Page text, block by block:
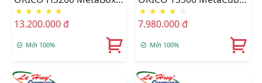
Bay (HS200-EU-GY-BP)
★ ★ ★ ★ ★
13.200.000 đ
Mới 100%
Pro 5 Bay (TS500-EU-GY-
BP)
★ ★ ★ ★ ☆
7.980.000 đ
Mới 100%